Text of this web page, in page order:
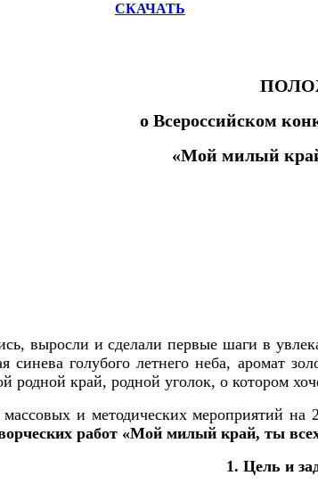
СКАЧАТЬ
о Всероссийском
«Мой милый
выросли исделали первые шаги в
синева голубого летнего неба, аромат
родной край, родной уголок, о котором
и методических мероприятий
работ «Мой милый край, ты
1. Цель и